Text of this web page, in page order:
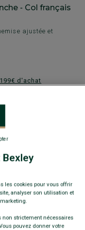
- Col français
ajustée et
d'achat
AU PANIER
Bexley
les cookies pour vous offrir
analyser son utilisation et
non strictement nécessaires
pouvez donner votre